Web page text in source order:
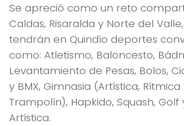
Se apreció como un reto
Caldas, Risaralda y Norte del
tendrán en Quindío deportes
como: Atletismo, Baloncesto,
Levantamiento de Pesas, Bolos,
y BMX, Gimnasia (Artística, Rítmica
Trampolín), Hapkido, Squash, Golf
Artística.